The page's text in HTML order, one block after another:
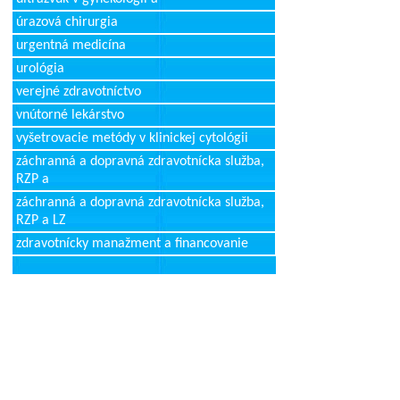
úrazová chirurgia
urgentná medicína
urológia
verejné zdravotníctvo
vnútorné lekárstvo
vyšetrovacie metódy v klinickej cytológii
záchranná a dopravná zdravotnícka služba,
RZP a
záchranná a dopravná zdravotnícka služba,
RZP a LZ
zdravotnícky manažment a financovanie